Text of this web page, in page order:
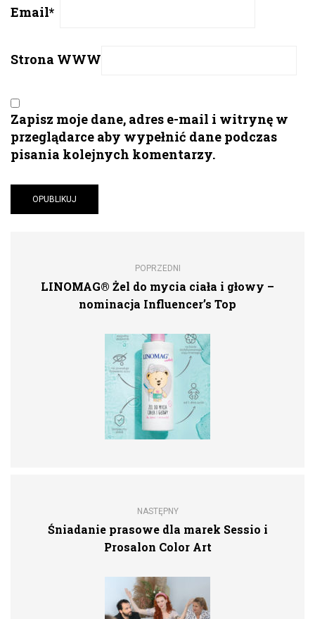
Email*
Strona WWW
Zapisz moje dane, adres e-mail i witrynę w
przeglądarce aby wypełnić dane podczas
pisania kolejnych komentarzy.
POPRZEDNI
LINOMAG® Żel do mycia ciała i głowy –
nominacja Influencer’s Top
NASTĘPNY
Śniadanie prasowe dla marek Sessio i
Prosalon Color Art